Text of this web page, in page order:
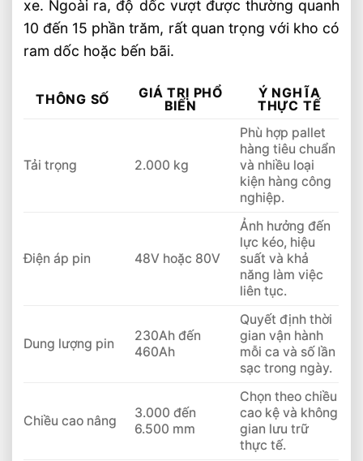
xe. Ngoài ra, độ dốc vượt được thường quanh
10 đến 15 phần trăm, rất quan trọng với kho có
ram dốc hoặc bến bãi.
THÔNG SỐ
GIÁ TRỊ PHỔ
BIẾN
Ý NGHĨA
THỰC TẾ
Tải trọng 2.000 kg
Phù hợp pallet
hàng tiêu chuẩn
và nhiều loại
kiện hàng công
nghiệp.
Điện áp pin 48V hoặc 80V
Ảnh hưởng đến
lực kéo, hiệu
suất và khả
năng làm việc
liên tục.
Dung lượng pin
230Ah đến
460Ah
Quyết định thời
gian vận hành
mỗi ca và số lần
sạc trong ngày.
Chiều cao nâng
3.000 đến
6.500 mm
Chọn theo chiều
cao kệ và không
gian lưu trữ
thực tế.